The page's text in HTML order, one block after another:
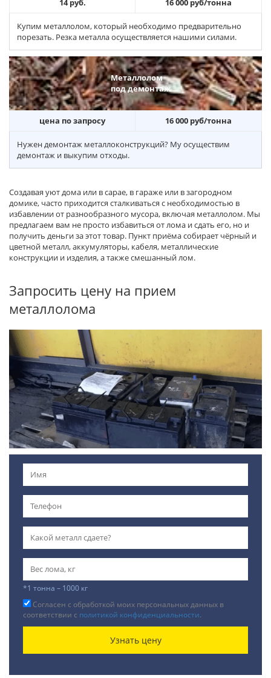
14 руб. 16 000 руб/тонна
Купим металлолом, который необходимо предварительно
порезать. Резка металла осуществляется нашими силами.
Металлолом
под демонтаж
цена по запросу 16 000 руб/тонна
Нужен демонтаж металлоконструкций? Му осуществим
демонтаж и выкупим отходы.
Создавая уют дома или в сарае, в гараже или в загородном
домике, часто приходится сталкиваться с необходимостью в
избавлении от разнообразного мусора, включая металлолом. Мы
предлагаем вам не просто избавиться от лома и сдать его, но и
получить деньги за этот товар. Пункт приёма собирает чёрный и
цветной металл, аккумуляторы, кабеля, металлические
конструкции и изделия, а также смешанный лом.
Запросить цену на прием
металлолома
*1 тонна – 1000 кг
Согласен с обработкой моих персональных данных в
соответствии с политикой конфиденциальности.
Узнать цену